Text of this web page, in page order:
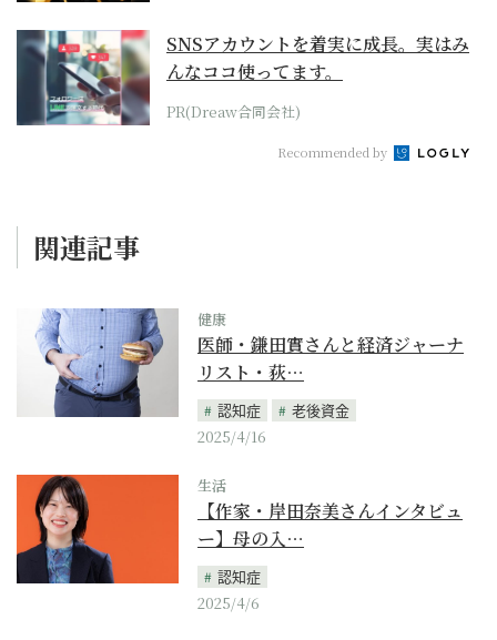
SNSアカウントを着実に成長。実はみ
んなココ使ってます。
PR(Dreaw合同会社)
Recommended by
関連記事
健康
医師・鎌田實さんと経済ジャーナ
リスト・荻…
認知症
老後資金
2025/4/16
生活
【作家・岸田奈美さんインタビュ
ー】母の入…
認知症
2025/4/6